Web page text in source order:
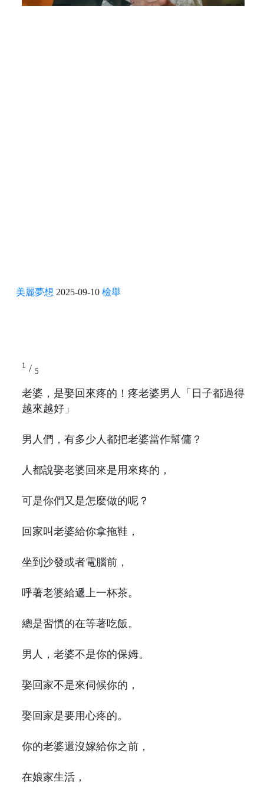
美麗夢想 2025-09-10 檢舉
1 / 5
老婆，是娶回來疼的！疼老婆男人「日子都過得
越來越好」
男人們，有多少人都把老婆當作幫傭？
人都說娶老婆回來是用來疼的，
可是你們又是怎麼做的呢？
回家叫老婆給你拿拖鞋，
坐到沙發或者電腦前，
呼著老婆給遞上一杯茶。
總是習慣的在等著吃飯。
男人，老婆不是你的保姆。
娶回家不是來伺候你的，
娶回家是要用心疼的。
你的老婆還沒嫁給你之前，
在娘家生活，